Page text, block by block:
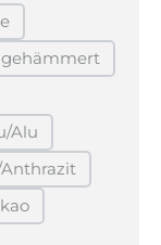
ist zurzeit nicht
Option ist
verfügbar.)
verfügbar.)
Alu
Option ist zurzeit
verfügbar.)
Option ist zurzeit
verfügbar.)
Option ist zurzeit